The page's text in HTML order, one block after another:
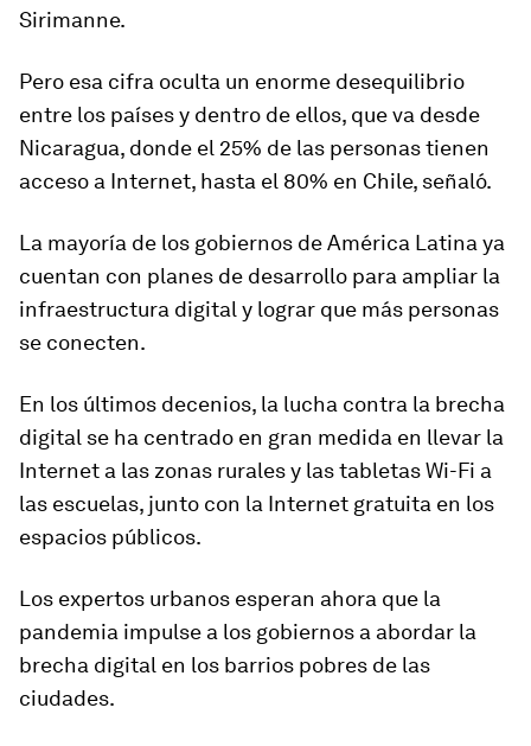
Sirimanne.
Pero esa cifra oculta un enorme desequilibrio
entre los países y dentro de ellos, que va desde
Nicaragua, donde el 25% de las personas tienen
acceso a Internet, hasta el 80% en Chile, señaló.
La mayoría de los gobiernos de América Latina ya
cuentan con planes de desarrollo para ampliar la
infraestructura digital y lograr que más personas
se conecten.
En los últimos decenios, la lucha contra la brecha
digital se ha centrado en gran medida en llevar la
Internet a las zonas rurales y las tabletas Wi-Fi a
las escuelas, junto con la Internet gratuita en los
espacios públicos.
Los expertos urbanos esperan ahora que la
pandemia impulse a los gobiernos a abordar la
brecha digital en los barrios pobres de las
ciudades.